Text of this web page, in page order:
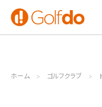
ゴルフ
クラブ
ゴル
ホーム ゴルフクラブ